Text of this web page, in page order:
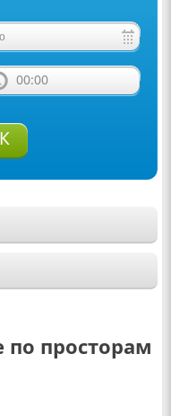
00:00
по просторам